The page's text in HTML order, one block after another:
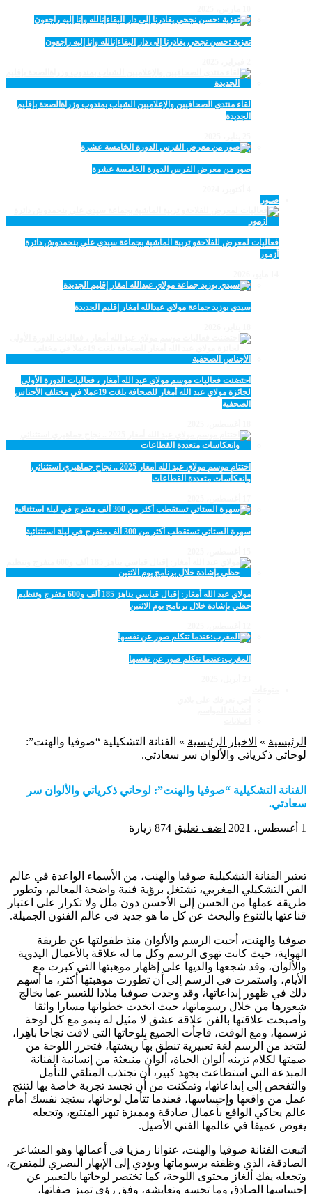
تعزية :حسن نجحي يغادرنا إلى دار البقاءإنالله وإنا إليه راجعون
لقاء منتدى الصحافيين والإعلاميين الشباب بمندوب وزراةالصحة بإقليم
الجديدة
صور من معرض الفرس الدورة الخامسة عشرة
صـور
فعاليات لمعرض للفلاحةو تربية الماشية بجماعة سيدي علي بنحمدوش دائرة
أزمور
سيدي بوزيد جماعة مولاي عبدالله امغار إقليم الجديدة
احتضنت فعاليات موسم مولاي عبد الله أمغار ، فعاليات الدورة الأولى
لجائزة مولاي عبد الله أمغار للصحافة بلغت 19عملا في مختلف الأجناس
الصحفية
اختتام موسم مولاي عبد الله أمغار 2025 .. نجاح جماهيري استثنائي
وانعكاسات متعددة القطاعات
سهرة الستاتي تستقطب أكثر من 300 ألف متفرج في ليلة استثنائية
مولاي عبد الله أمغار: إقبال قياسي يناهز 185 ألف و600 متفرج وتنظيم
حظي بإشادة خلال برنامج يوم الاثنين
المغرب:عندما تتكلم صور عن نفسها
الرئيسية » الاخبار الرئيسية » الفنانة التشكيلية “صوفيا والهنت”:
لوحاتي ذكرياتي والألوان سر سعادتي.
الفنانة التشكيلية “صوفيا والهنت”: لوحاتي ذكرياتي والألوان سر
سعادتي.
1 أغسطس، 2021 اضف تعليق 874 زيارة
تعتبر الفنانة التشكيلية صوفيا والهنت، من الأسماء الواعدة في عالم
الفن التشكيلي المغربي، تشتغل برؤية فنية واضحة المعالم، وتطور
طريقة عملها من الحسن إلى الأحسن دون ملل ولا تكرار على اعتبار
قناعتها بالتنوع والبحث عن كل ما هو جديد في عالم الفنون الجميلة.
صوفيا والهنت، أحبت الرسم والألوان منذ طفولتها عن طريقة
الهواية، حيث كانت تهوى الرسم وكل ما له علاقة بالأعمال اليدوية
والألوان، وقد شجعها والديها على إظهار موهبتها التي كبرت مع
الأيام، واستمرت في الرسم إلى أن تطورت موهبتها أكثر، ما أسهم
ذلك في ظهور إبداعاتها، وقد وجدت صوفيا ملاذا للتعبير عما يخالج
شعورها من خلال رسوماتها، حيث اتخدت خطواتها مسارا واثقا
وأصبحت علاقتها بالفن علاقة عشق لا مثيل له ينمو مع كل لوحة
ترسمها، ومع الوقت، فاجأت الجميع بِلوحاتها التي لاقت نجاحا باهِرا،
لتتخذ من الرسم لغة تعبيرية تنطق بها ريشتها، فتحرر اللوحة من
صمتها لكلام تزينه ألوان الحياة، ألوان منبعثة من إنسانية الفنانة
المبدعة التي استطاعت بجهد كبير، أن تجتذب المتلقي للتأمل
والتفحص إلى إبداعاتها، وتمكنت من أن تجسد تجربة خاصة بها لتنتج
عمل من واقعها وإحساسها، فعندما تتأمل لوحاتها، ستجد نفسك أمام
عالم يحاكي الواقع بأعمال صادقة ومميزة تبهر المتتبع، وتجعله
يغوص عميقا في عالمها الفني الأصيل.
اتبعت الفنانة صوفيا والهنت، عنوانا رمزيا في أعمالها وهو المشاعر
الصادقة، الذي وظفته برسوماتها ويؤدي إلى الإبهار البصري للمتفرج،
وتجعله يفك ألغاز محتوى اللوحة، كما تختصر لوحاتها بالتعبير عن
إحساسها الصادق وما تحسه وتعايشه، وفق رؤى تميز صفاتها،